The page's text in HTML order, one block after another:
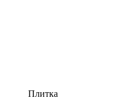
Плитка